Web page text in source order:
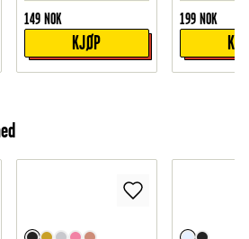
149 NOK
KJØP
199 NOK